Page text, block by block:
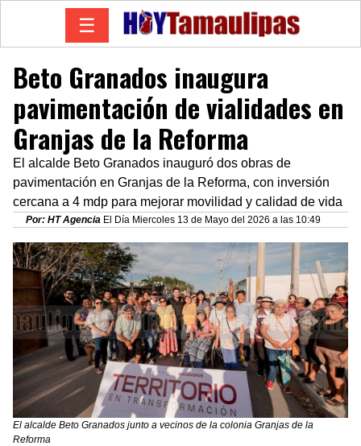
☰
Beto Granados inaugura
pavimentación de vialidades en
Granjas de la Reforma
El alcalde Beto Granados inauguró dos obras de
pavimentación en Granjas de la Reforma, con inversión
cercana a 4 mdp para mejorar movilidad y calidad de vida
Por: HT Agencia El Día Miercoles 13 de Mayo del 2026 a las 10:49
El alcalde Beto Granados junto a vecinos de la colonia Granjas de la
Reforma